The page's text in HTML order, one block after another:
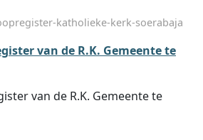
katholieke-kerk-soerabaja
van de R.K. Gemeente te
van de R.K. Gemeente te